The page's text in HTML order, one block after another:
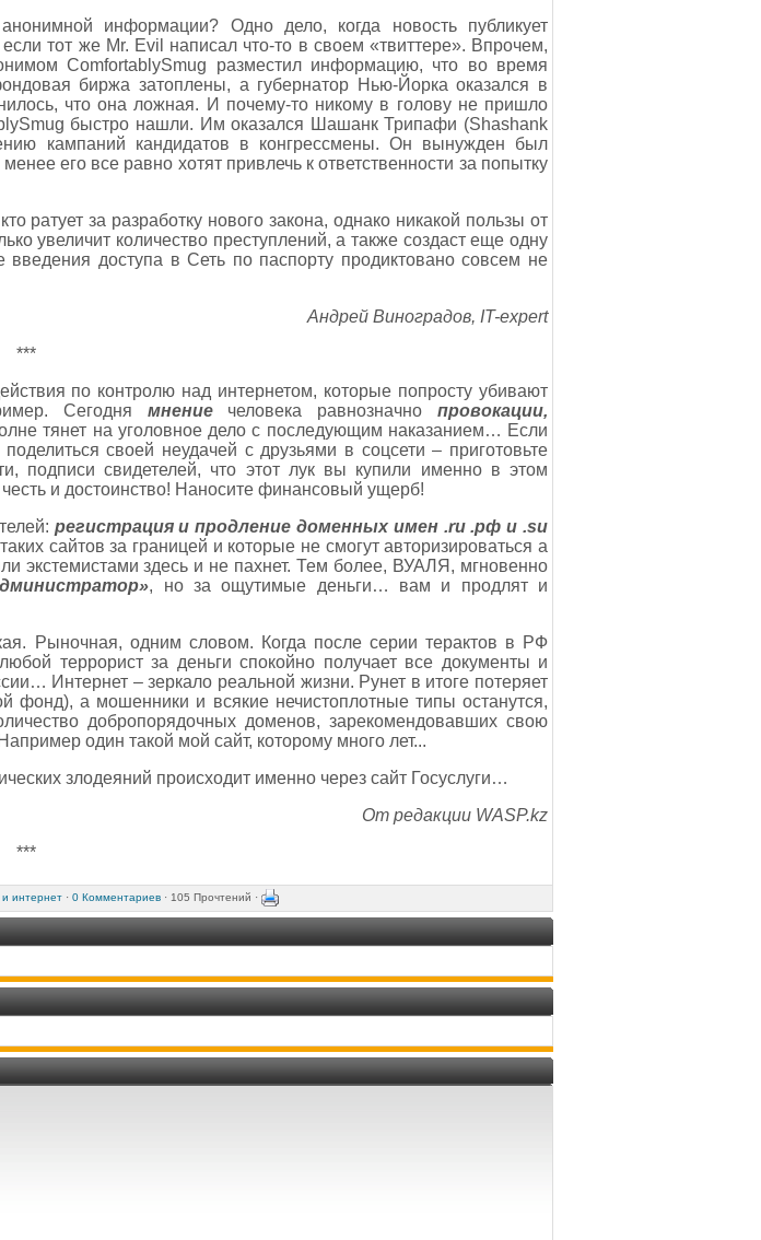
информации? Одно дело, когда новость публикует
тот же Mr. Evil написал что-то в своем «твиттере». Впрочем,
ComfortablySmug разместил информацию, что во время
биржа затоплены, а губернатор Нью-Йорка оказался в
что она ложная. И почему-то никому в голову не пришло
быстро нашли. Им оказался Шашанк Трипафи (Shashank
кампаний кандидатов в конгрессмены. Он вынужден был
его все равно хотят привлечь к ответственности за попытку
ратует за разработку нового закона, однако никакой пользы от
увеличит количество преступлений, а также создаст еще одну
доступа в Сеть по паспорту продиктовано совсем не
Андрей Виноградов, IT-expert
***
по контролю над интернетом, которые попросту убивают
Сегодня мнениечеловека равнозначно провокации,
тянет на уголовное дело с последующим наказанием… Если
своей неудачей с друзьями в соцсети – приготовьте
подписи свидетелей, что этот лук вы купили именно в этом
и достоинство! Наносите финансовый ущерб!
регистрация и продление доменных имен .ru .рф и .su
сайтов за границей и которые не смогут авторизироваться а
экстемистами здесь и не пахнет. Тем более, ВУАЛЯ, мгновенно
, но за ощутимые деньги… вам и продлят и
Рыночная, одним словом. Когда после серии терактов в РФ
террорист за деньги спокойно получает все документы и
Интернет – зеркало реальной жизни. Рунет в итоге потеряет
фонд), а мошенники и всякие нечистоплотные типы останутся,
добропорядочных доменов, зарекомендовавших свою
один такой мой сайт, которому много лет...
злодеяний происходит именно через сайт Госуслуги…
От редакции WASP.kz
***
и интернет · 0 Комментариев · 105 Прочтений ·